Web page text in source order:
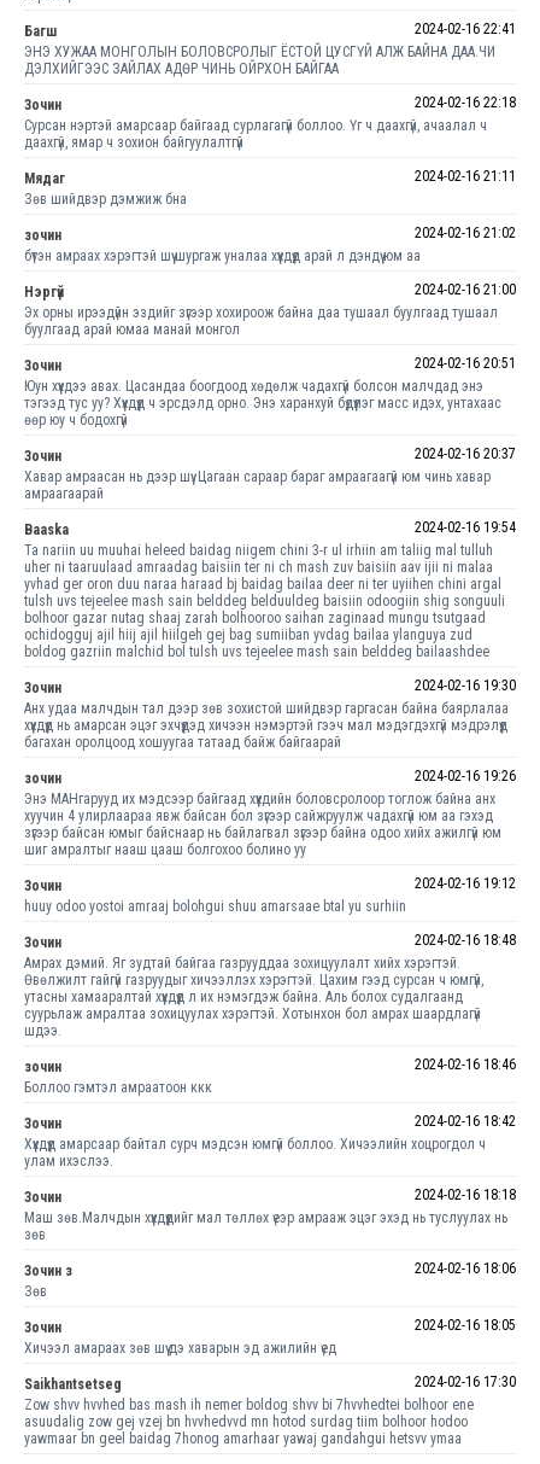
Багш
2024-02-16 22:41
ЭНЭ ХУЖАА МОНГОЛЫН БОЛОВСРОЛЫГ ЁСТОЙ ЦУСГҮЙ АЛЖ БАЙНА ДАА.ЧИ
ДЭЛХИЙГЭЭС ЗАЙЛАХ АДӨР ЧИНЬ ОЙРХОН БАЙГАА
Зочин
2024-02-16 22:18
Сурсан нэртэй амарсаар байгаад сурлагагүй боллоо. Үг ч даахгүй, ачаалал ч
даахгүй, ямар ч зохион байгуулалтгүй
Мядаг
2024-02-16 21:11
Зөв шийдвэр дэмжиж бна
зочин
2024-02-16 21:02
бүтэн амраах хэрэгтэй шүү шургаж уналаа хүүхдүүд арай л дэндүү юм аа
Нэргүй
2024-02-16 21:00
Эх орны ирээдүйн эздийг зүгээр хохироож байна даа тушаал буулгаад тушаал
буулгаад арай юмаа манай монгол
Зочин
2024-02-16 20:51
Юун хүүхдээ авах. Цасандаа боогдоод хөдөлж чадахгүй болсон малчдад энэ
тэгээд тус уу? Хүүхдүүд ч эрсдэлд орно. Энэ харанхуй бүдүүлэг масс идэх, унтахаас
өөр юу ч бодохгүй
Зочин
2024-02-16 20:37
Хавар амраасан нь дээр шүү. Цагаан сараар бараг амраагаагүй юм чинь хавар
амраагаарай
Baaska
2024-02-16 19:54
Ta nariin uu muuhai heleed baidag niigem chini 3-r ul irhiin am taliig mal tulluh
uher ni taaruulaad amraadag baisiin ter ni ch mash zuv baisiin aav ijii ni malaa
yvhad ger oron duu naraa haraad bj baidag bailaa deer ni ter uyiihen chini argal
tulsh uvs tejeelee mash sain belddeg belduuldeg baisiin odoogiin shig songuuli
bolhoor gazar nutag shaaj zarah bolhooroo saihan zaginaad mungu tsutgaad
ochidogguj ajil hiij ajil hiilgeh gej bag sumiiban yvdag bailaa ylanguya zud
boldog gazriin malchid bol tulsh uvs tejeelee mash sain belddeg bailaashdee
Зочин
2024-02-16 19:30
Анх удаа малчдын тал дээр зөв зохистой шийдвэр гаргасан байна баярлалаа
хүүхдүүд нь амарсан эцэг эхчүүдэд хичээн нэмэртэй гээч мал мэдэгдэхгүй мэдрэлүүд
багахан оролцоод хошуугаа татаад байж байгаарай
зочин
2024-02-16 19:26
Энэ МАНгарууд их мэдсээр байгаад хүүхдийн боловсролоор тоглож байна анх
хуучин 4 улирлаараа явж байсан бол зүгээр сайжруулж чадахгүй юм аа гэхэд
зүгээр байсан юмыг байснаар нь байлагвал зүгээр байна одоо хийх ажилгүй юм
шиг амралтыг нааш цааш болгохоо болино уу
Зочин
2024-02-16 19:12
huuy odoo yostoi amraaj bolohgui shuu amarsaae btal yu surhiin
Зочин
2024-02-16 18:48
Амрах дэмий. Яг зудтай байгаа газрууддаа зохицуулалт хийх хэрэгтэй.
Өвөлжилт гайгүй газруудыг хичээллэх хэрэгтэй. Цахим гээд сурсан ч юмгүй,
утасны хамааралтай хүүхдүүд л их нэмэгдэж байна. Аль болох судалгаанд
суурьлаж амралтаа зохицуулах хэрэгтэй. Хотынхон бол амрах шаардлагүй
шдээ.
зочин
2024-02-16 18:46
Боллоо гэмтэл амраатоон ккк
Зочин
2024-02-16 18:42
Хүүхдүүд амарсаар байтал сурч мэдсэн юмгүй боллоо. Хичээлийн хоцрогдол ч
улам ихэслээ.
Зочин
2024-02-16 18:18
Маш зөв.Малчдын хүүхдүүдийг мал төллөх үеэр амрааж эцэг эхэд нь туслуулах нь
зөв
Зочин з
2024-02-16 18:06
Зөв
Зочин
2024-02-16 18:05
Хичээл амараах зөв шүү дэ хаварын эд ажилийн үед
Saikhantsetseg
2024-02-16 17:30
Zow shvv hvvhed bas mash ih nemer boldog shvv bi 7hvvhedtei bolhoor ene
asuudalig zow gej vzej bn hvvhedvvd mn hotod surdag tiim bolhoor hodoo
yawmaar bn geel baidag 7honog amarhaar yawaj gandahgui hetsvv ymaa